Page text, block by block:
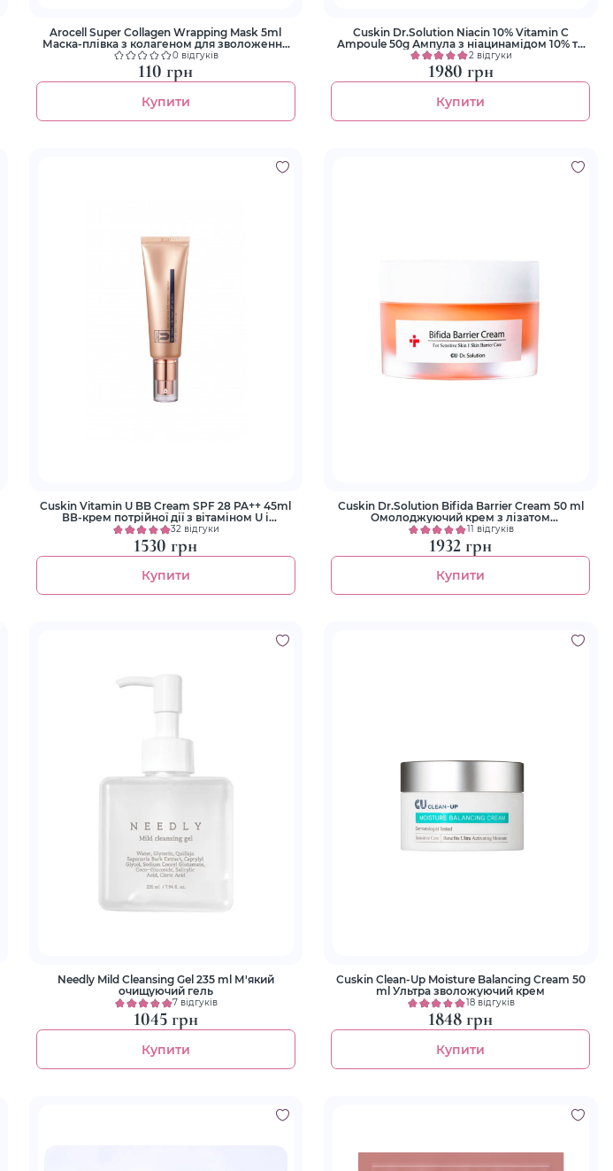
Arocell Super Collagen Wrapping Mask 5ml
Маска-плівка з колагеном для зволоження
та ліфтингу
0 відгуків
110 грн
Купити
Cuskin Dr.Solution Niacin 10% Vitamin C
Ampoule 50g Ампула з ніацинамідом 10% та
вітаміном С
2 відгуки
1980 грн
Купити
Cuskin Vitamin U BB Cream SPF 28 PA++ 45ml
ВВ-крем потрійної дії з вітаміном U і
пептидами
32 відгуки
1530 грн
Купити
Cuskin Dr.Solution Bifida Barrier Cream 50 ml
Омолоджуючий крем з лізатом
біфідобактерій 65%
11 відгуків
1932 грн
Купити
Needly Mild Cleansing Gel 235 ml М'який
очищуючий гель
7 відгуків
1045 грн
Купити
Cuskin Clean-Up Moisture Balancing Cream 50
ml Ультра зволожуючий крем
18 відгуків
1848 грн
Купити